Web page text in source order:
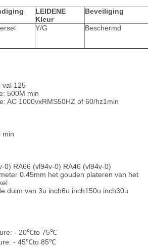
LEIDENE
Kleur
Beveiliging
Y/G Beschermd
val 125
500M min
AC 1000vxRMS50HZ of 60/hz1min
min
0) RA66 (vl94v-0) RA46 (vl94v-0)
0.45mm het gouden plateren van het
duim van 3u inch6u inch150u inch30u
- 20℃to 75℃
- 45℃to 85℃